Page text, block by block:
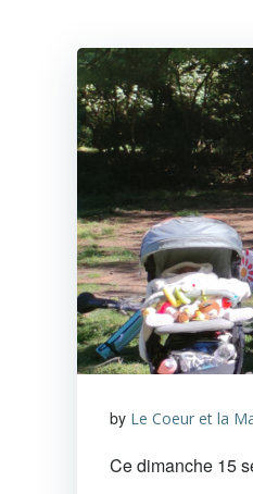
by Le Coeur et la
Ce dimanche 15